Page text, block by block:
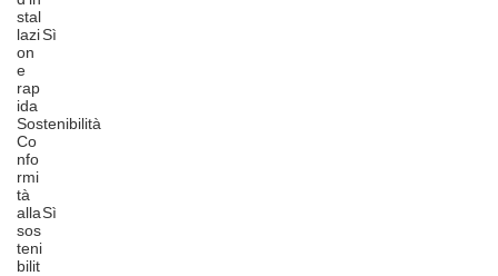
stal
lazi
on
e
rap
ida
Sì
Sostenibilità
Co
nfo
rmi
tà
alla
sos
teni
bilit
Sì